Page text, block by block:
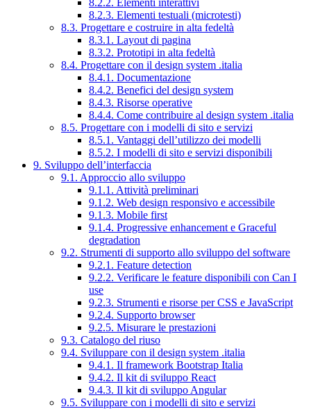
8.2.3. Elementi testuali (microtesti)
8.3. Progettare e costruire in alta fedeltà
8.3.1. Layout di pagina
8.3.2. Prototipi in alta fedeltà
8.4. Progettare con il design system .italia
8.4.1. Documentazione
8.4.2. Benefici del design system
8.4.3. Risorse operative
8.4.4. Come contribuire al design system .italia
8.5. Progettare con i modelli di sito e servizi
8.5.1. Vantaggi dell’utilizzo dei modelli
8.5.2. I modelli di sito e servizi disponibili
9. Sviluppo dell’interfaccia
9.1. Approccio allo sviluppo
9.1.1. Attività preliminari
9.1.2. Web design responsivo e accessibile
9.1.3. Mobile first
9.1.4. Progressive enhancement e Graceful
degradation
9.2. Strumenti di supporto allo sviluppo del software
9.2.1. Feature detection
9.2.2. Verificare le feature disponibili con Can I
use
9.2.3. Strumenti e risorse per CSS e JavaScript
9.2.4. Supporto browser
9.2.5. Misurare le prestazioni
9.3. Catalogo del riuso
9.4. Sviluppare con il design system .italia
9.4.1. Il framework Bootstrap Italia
9.4.2. Il kit di sviluppo React
9.4.3. Il kit di sviluppo Angular
9.5. Sviluppare con i modelli di sito e servizi